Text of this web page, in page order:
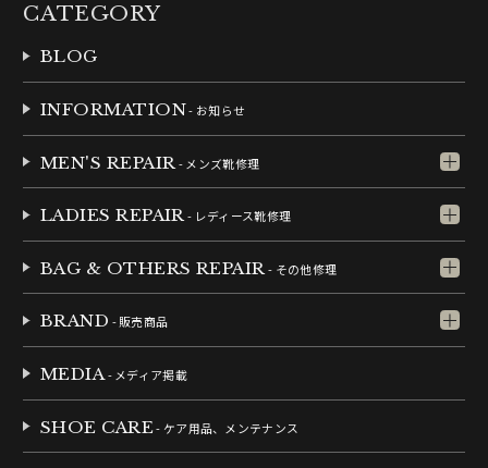
CATEGORY
BLOG
INFORMATION- お知らせ
MEN'S REPAIR - メンズ靴修理
LADIES REPAIR- レディース靴修理
BAG & OTHERS REPAIR - その他修理
BRAND - 販売商品
MEDIA- メディア掲載
SHOE CARE- ケア用品、メンテナンス